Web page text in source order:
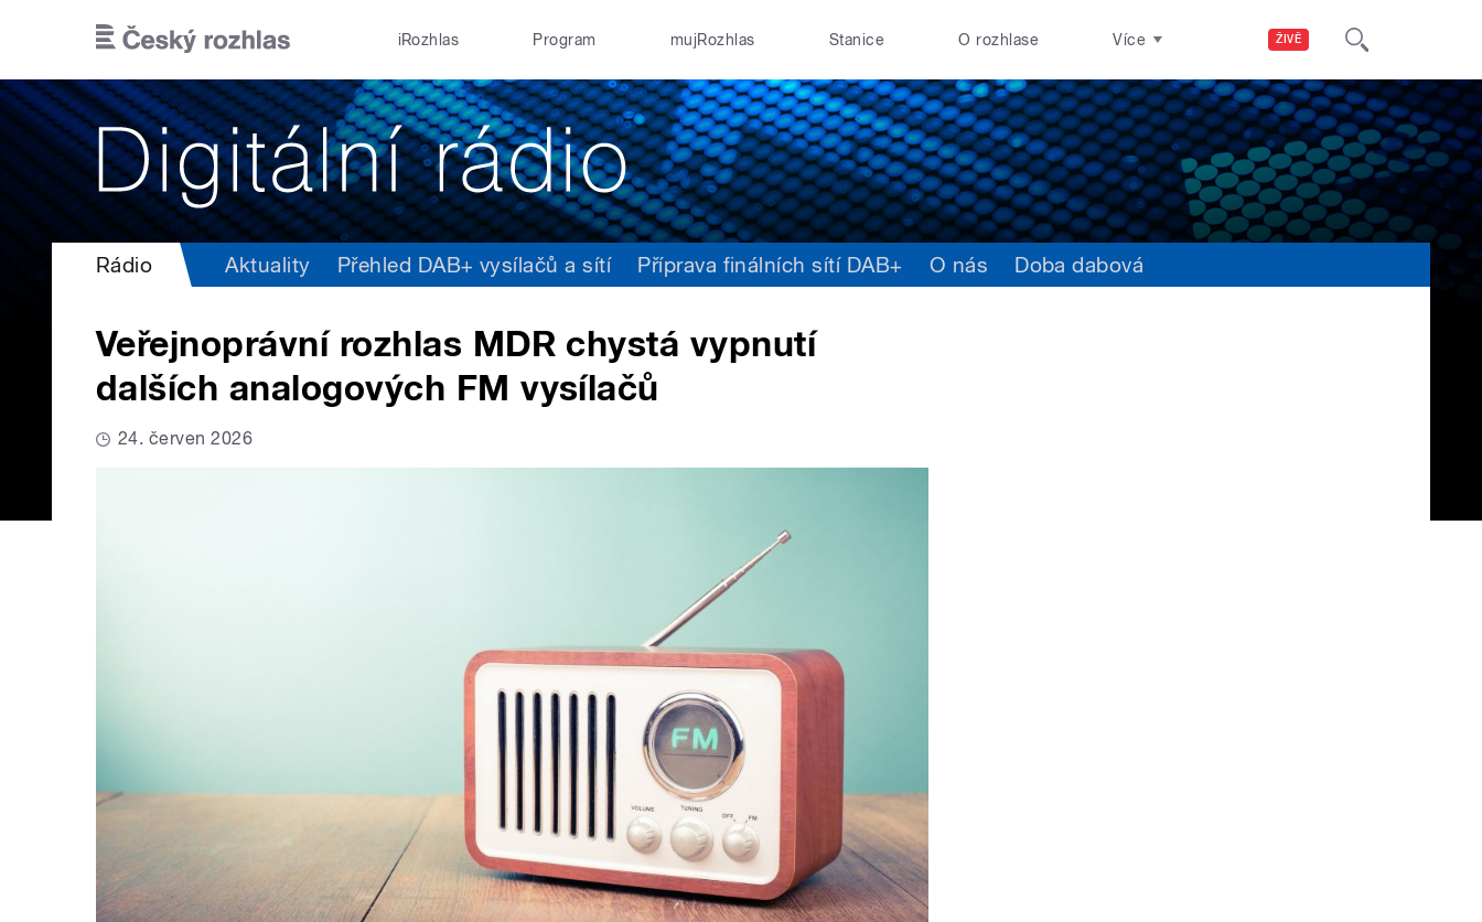
ŽIVĚ
iRozhlas Program mujRozhlas Stanice O rozhlase Více
Rádio Aktuality Přehled DAB+ vysílačů a sítí Příprava finálních sítí DAB+ O nás Doba dabová
Veřejnoprávní rozhlas MDR chystá vypnutí
dalších analogových FM vysílačů
24. červen 2026